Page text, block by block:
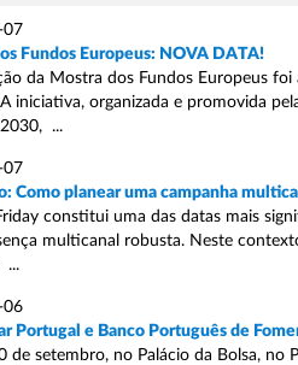
07
Fundos Europeus: NOVA DATA!
da Mostra dos Fundos Europeus
iniciativa, organizada e promovida
...
07
Como planear uma campanha
constitui uma das datas mais
multicanal robusta. Neste
...
06
Portugal e Banco Português de
de setembro, no Palácio da Bolsa,